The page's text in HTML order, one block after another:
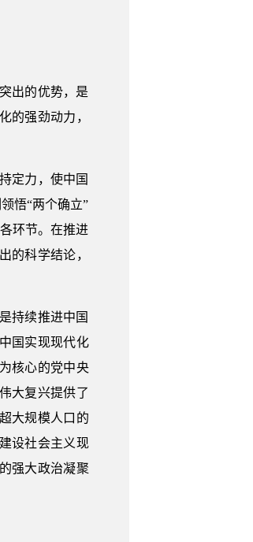
出的优势，是
的强劲动力，
定力，使中国
悟“两个确立”
环节。在推进
的科学结论，
持续推进中国
国实现现代化
核心的党中央
大复兴提供了
大规模人口的
设社会主义现
强大政治凝聚